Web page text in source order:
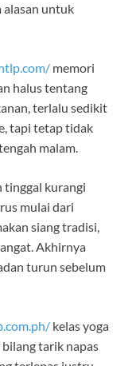
alasan untuk
memori
halus tentang
terlalu sedikit
tapi tetap tidak
malam.
tinggal kurangi
mulai dari
siang tradisi,
Akhirnya
turun sebelum
kelas yoga
tarik napas